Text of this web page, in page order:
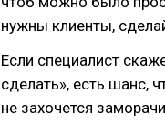
нужны клиенты,
Если специалист
сделать», есть шанс,
не захочется